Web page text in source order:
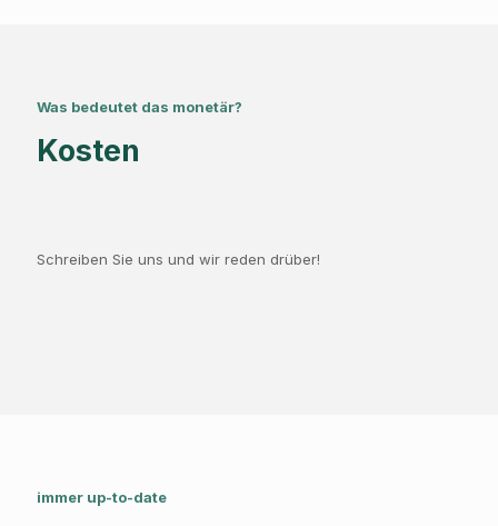
Was bedeutet das monetär?
Kosten
Schreiben Sie uns und wir reden drüber!
immer up-to-date